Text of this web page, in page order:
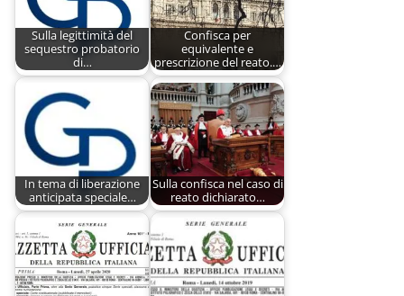
Sulla legittimità del
sequestro probatorio
di…
Confisca per
equivalente e
prescrizione del reato.…
In tema di liberazione
anticipata speciale…
Sulla confisca nel caso di
reato dichiarato…